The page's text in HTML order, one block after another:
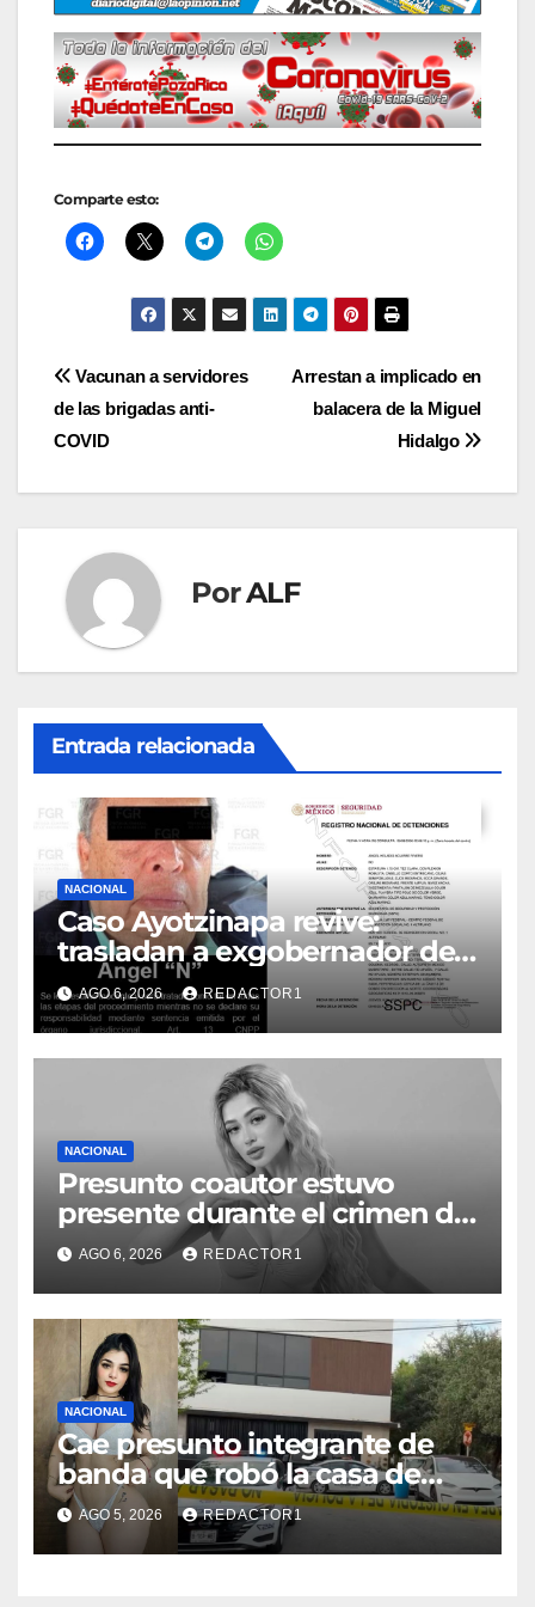
Comparte esto:
Navegación
de
entradas
Arrestan a implicado en
balacera de la Miguel
Hidalgo
Vacunan a servidores
de las brigadas anti-
COVID
PorALF
Entrada relacionada
NACIONAL
Caso Ayotzinapa revive:
trasladan a exgobernador de
Guerrero a prisión federal
AGO 6, 2026 REDACTOR1
NACIONAL
Presunto coautor estuvo
presente durante el crimen de
Valeria Márquez: Fiscalía
AGO 6, 2026 REDACTOR1
NACIONAL
Cae presunto integrante de
banda que robó la casa de
Karely Ruiz
AGO 5, 2026 REDACTOR1